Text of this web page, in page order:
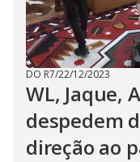
DO R7/22/12/2023
WL, Jaque,
despedem
direção ao